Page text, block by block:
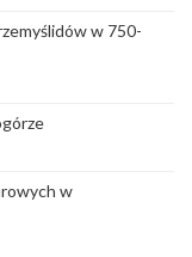
w 750-
w